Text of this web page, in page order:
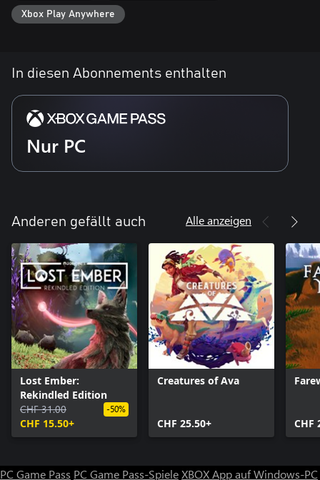
Xbox Play Anywhere
In diesen Abonnements enthalten
Nur PC
Anderen gefällt auch Alle anzeigen
Lost Ember:
Rekindled Edition
CHF 31.00
CHF 15.50+
-50%
Creatures of Ava
CHF 25.50+ CHF
PC Game Pass PC Game Pass-SpieleXBOX App auf Windows-PC